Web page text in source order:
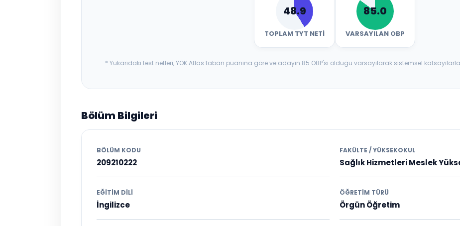
48.9
TOPLAM TYT NETI
85.0
VARSAYILAN OBP
* Yukarıdaki test netleri, YÖK Atlas taban puanına göre ve adayın 85 OBP'si olduğu varsayılarak sistemsel
Bölüm Bilgileri
BÖLÜM KODU
209210222
FAKÜLTE / YÜKSEKOKUL
Sağlık Hizmetleri Meslek
EĞITIM DILI
İngilizce
ÖĞRETIM TÜRÜ
Örgün Öğretim